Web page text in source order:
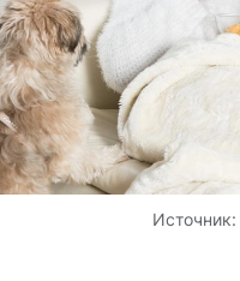
Источник: